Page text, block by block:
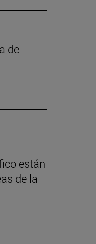
de
están
de la